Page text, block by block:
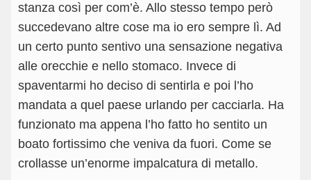
stanza così per com’è. Allo stesso tempo però
succedevano altre cose ma io ero sempre lì. Ad
un certo punto sentivo una sensazione negativa
alle orecchie e nello stomaco. Invece di
spaventarmi ho deciso di sentirla e poi l’ho
mandata a quel paese urlando per cacciarla. Ha
funzionato ma appena l’ho fatto ho sentito un
boato fortissimo che veniva da fuori. Come se
crollasse un’enorme impalcatura di metallo.